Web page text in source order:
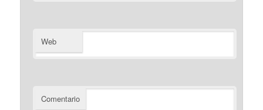
Web
Comentario